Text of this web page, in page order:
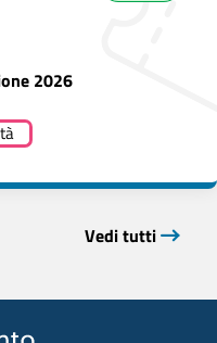
2026
Vedi tutti